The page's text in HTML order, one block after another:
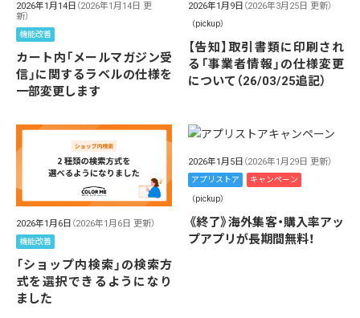
2026年1月14日 （2026年1月14日 更
新）
機能改善
カート内「メールマガジン受
信」に関するラベルの仕様を
一部変更します
2026年1月9日 （2026年3月25日 更新）
（pickup）
【告知】取引書類に印刷され
る「事業者情報」の仕様変更
について（26/03/25追記）
2026年1月6日 （2026年1月6日 更新）
機能改善
「ショップ内検索」の検索方
式を選択できるようになり
ました
2026年1月5日 （2026年1月29日 更新）
アプリストア キャンペーン
（pickup）
《終了》海外集客・購入率アッ
プアプリが長期間無料！